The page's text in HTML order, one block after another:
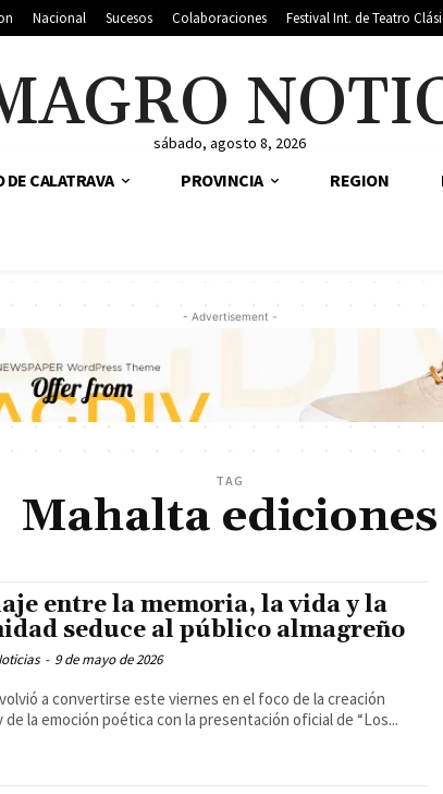
Nacional Sucesos Colaboraciones Festival Int. de Teatro
sábado, agosto 8, 2026
DE CALATRAVA PROVINCIA REGION
- Advertisement -
TAG
Mahalta ediciones
entre la memoria, la vida y la
seduce al público almagreño
- 9 de mayo de 2026
a convertirse este viernes en el foco de la creación
de la emoción poética con la presentación oficial de “Los...